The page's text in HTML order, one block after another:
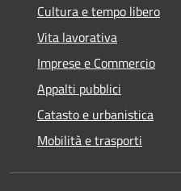
Cultura e tempo libero
Vita lavorativa
Imprese e Commercio
Appalti pubblici
Catasto e urbanistica
Mobilità e trasporti